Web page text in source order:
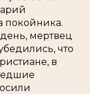
покойника.
мертвец
что
в